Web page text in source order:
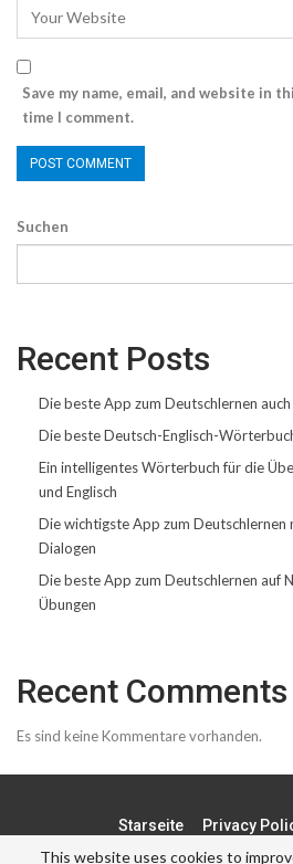
Save my name, email, and website in
time I comment.
Suchen
Recent Posts
Die beste App zum Deutschlernen
Die beste Deutsch-Englisch-
Ein intelligentes Wörterbuch für die
und Englisch
Die wichtigste App zum Deutschlernen
Dialogen
Die beste App zum Deutschlernen auf
Übungen
Recent Comments
Es sind keine Kommentare vorhanden.
Starseite Privacy
This website uses cookies to